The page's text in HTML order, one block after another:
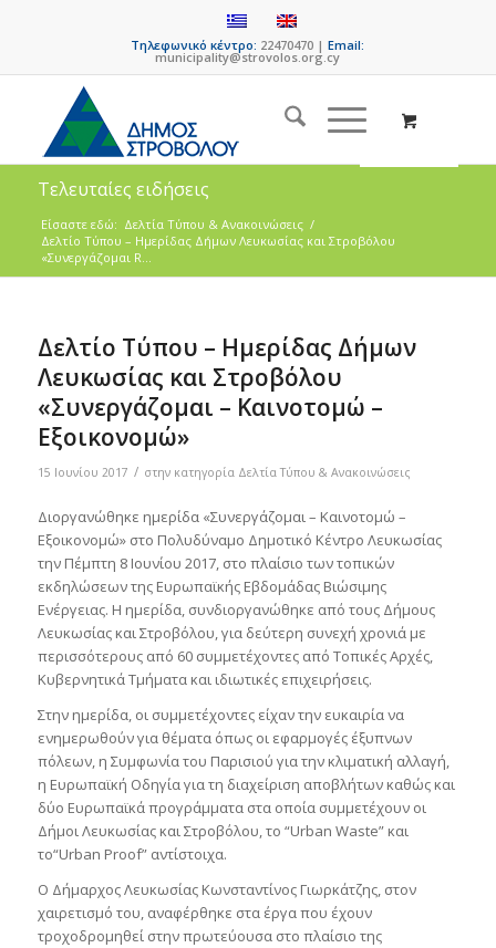
Τηλεφωνικό κέντρο: 22470470 |Email:
municipality@strovolos.org.cy
Τελευταίες ειδήσεις
Είσαστε εδώ: Δελτία Τύπου & Ανακοινώσεις /
Δελτίο Τύπου – Ημερίδας Δήμων Λευκωσίας και Στροβόλου
«Συνεργάζομαι R...
Δελτίο Τύπου – Ημερίδας Δήμων
Λευκωσίας και Στροβόλου
«Συνεργάζομαι – Καινοτομώ –
Εξοικονομώ»
15 Ιουνίου 2017 / στην κατηγορία Δελτία Τύπου & Ανακοινώσεις
Διοργανώθηκε ημερίδα «Συνεργάζομαι – Καινοτομώ –
Εξοικονομώ» στο Πολυδύναμο Δημοτικό Κέντρο Λευκωσίας
την Πέμπτη 8 Ιουνίου 2017, στο πλαίσιο των τοπικών
εκδηλώσεων της Ευρωπαϊκής Εβδομάδας Βιώσιμης
Ενέργειας. Η ημερίδα, συνδιοργανώθηκε από τους Δήμους
Λευκωσίας και Στροβόλου, για δεύτερη συνεχή χρονιά με
περισσότερους από 60 συμμετέχοντες από Τοπικές Αρχές,
Κυβερνητικά Τμήματα και ιδιωτικές επιχειρήσεις.
Στην ημερίδα, οι συμμετέχοντες είχαν την ευκαιρία να
ενημερωθούν για θέματα όπως οι εφαρμογές έξυπνων
πόλεων, η Συμφωνία του Παρισιού για την κλιματική αλλαγή,
η Ευρωπαϊκή Οδηγία για τη διαχείριση αποβλήτων καθώς και
δύο Ευρωπαϊκά προγράμματα στα οποία συμμετέχουν οι
Δήμοι Λευκωσίας και Στροβόλου, το “Urban Waste” και
το“Urban Proof” αντίστοιχα.
Ο Δήμαρχος Λευκωσίας Κωνσταντίνος Γιωρκάτζης, στον
χαιρετισμό του, αναφέρθηκε στα έργα που έχουν
τροχοδρομηθεί στην πρωτεύουσα στο πλαίσιο της